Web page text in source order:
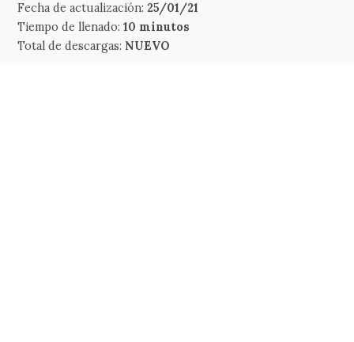
Fecha de actualización: 25/01/21
Tiempo de llenado:10 minutos
Total de descargas: NUEVO